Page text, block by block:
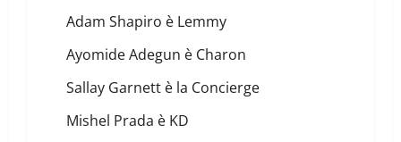
Adam Shapiro è Lemmy
Ayomide Adegun è Charon
Sallay Garnett è la Concierge
Mishel Prada è KD